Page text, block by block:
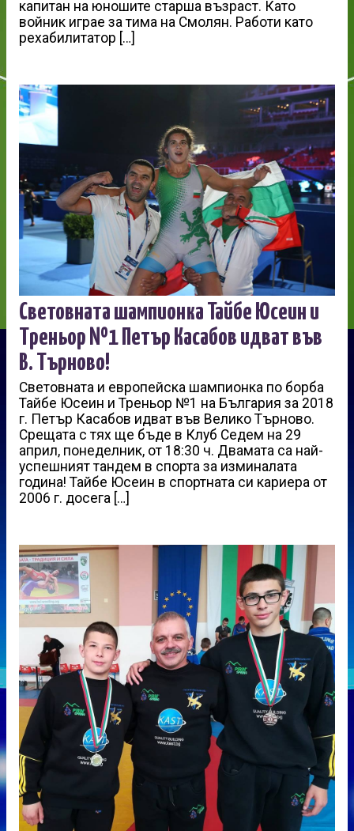
капитан на юношите старша възраст. Като
войник играе за тима на Смолян. Работи като
рехабилитатор […]
Световната шампионка Тайбе Юсеин и
Треньор №1 Петър Касабов идват във
В. Търново!
Световната и европейска шампионка по борба
Тайбе Юсеин и Треньор №1 на България за 2018
г. Петър Касабов идват във Велико Търново.
Срещата с тях ще бъде в Клуб Седем на 29
април, понеделник, от 18:30 ч. Двамата са най-
успешният тандем в спорта за изминалата
година! Тайбе Юсеин в спортната си кариера от
2006 г. досега […]